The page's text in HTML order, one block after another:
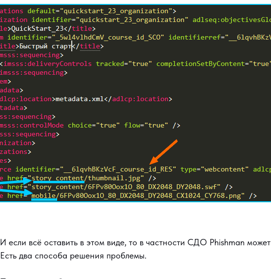
И если всё оставить в этом виде, то в частности СДО Phishman может
Есть два способа решения проблемы.